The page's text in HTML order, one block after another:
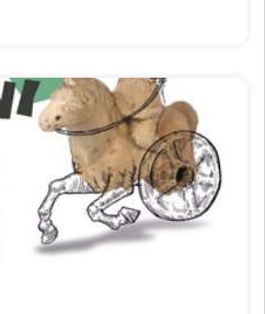
Ludi Romani (G)een